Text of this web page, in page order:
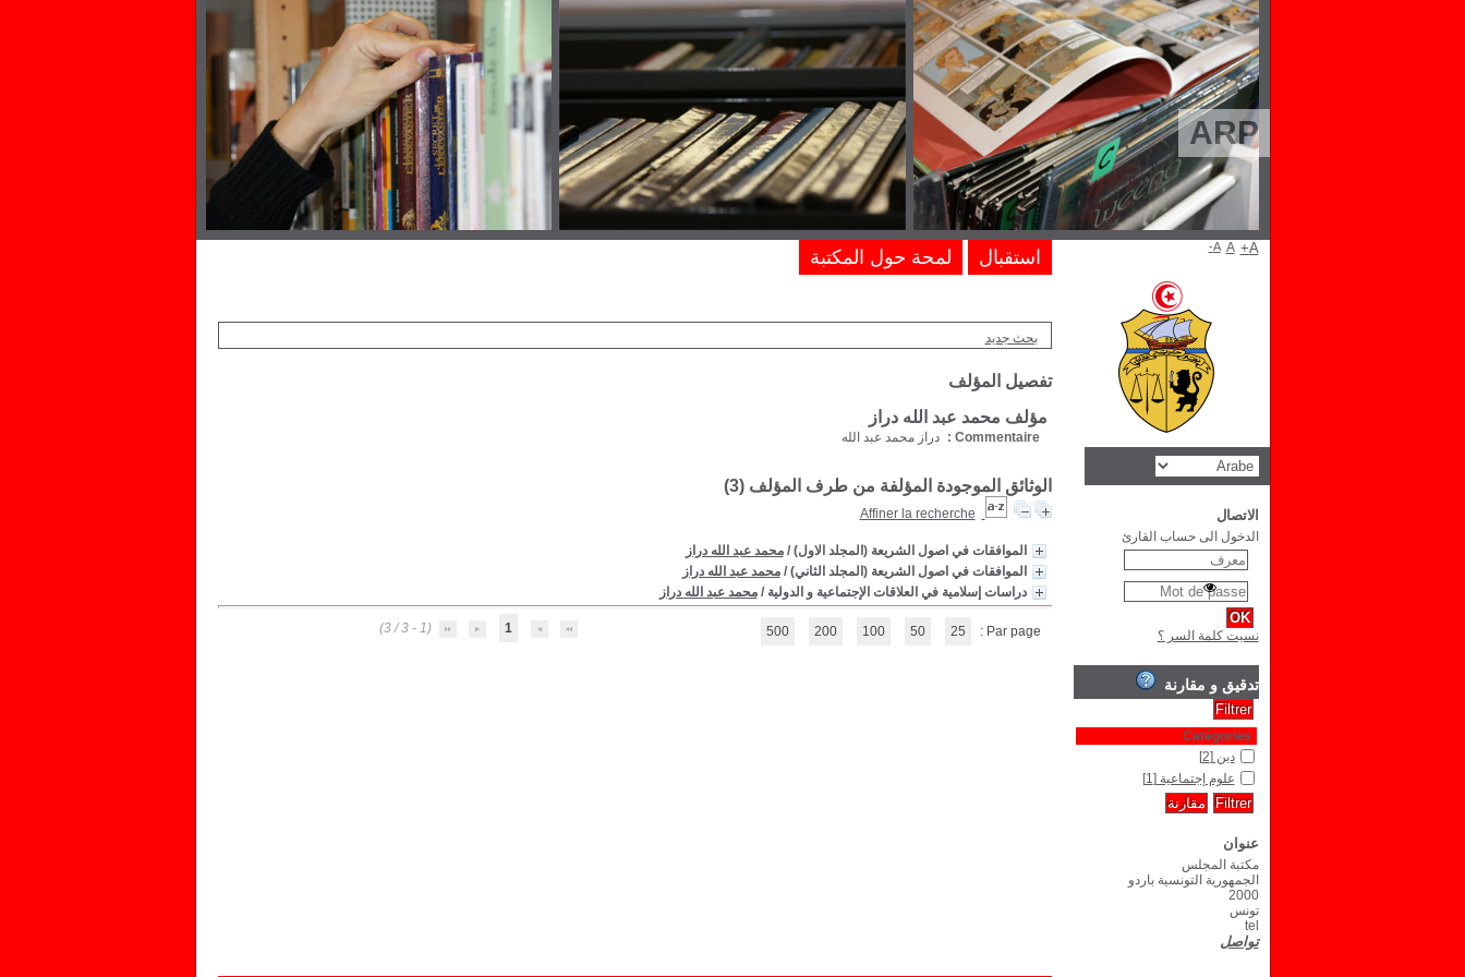
ARP
بحث جديد
تفصيل المؤلف
مؤلف محمد عبد الله دراز
Commentaire : دراز محمد عبد الله
الوثائق الموجودة المؤلفة من طرف المؤلف (3
)
Affiner la recherche
الموافقات في اصول الشريعة (المجلد الاول) /محمد عبد الله دراز
الموافقات في اصول الشريعة (المجلد الثاني) /محمد عبد الله دراز
دراسات إسلامية في العلاقات الإجتماعية و الدولية /محمد عبد الله دراز
1
(1 - 3 / 3) Par page :
25
50
100
200
500
استقبال لمحة حول المكتبة A- A A+
الاتصال
الدخول الى حساب القارئ
نسيت كلمة السر ؟
تدقيق و مقارنة
Catégories
دين [2]
علوم إجتماعية [1]
عنوان
مكتبة المجلس
الجمهورية التونسية باردو
2000
تونس
tel
تواصل